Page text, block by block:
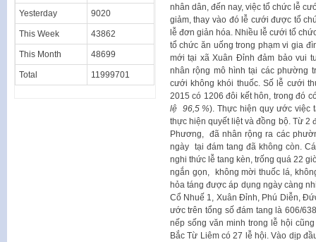
nhân dân, đến nay, việc tổ chức lễ
giảm, thay vào đó lễ cưới được tổ
lễ đơn giản hóa. Nhiều lễ cưới tổ
tổ chức ăn uống trong phạm vi gia
mới tại xã Xuân Đỉnh đảm bảo vui
nhân rộng mô hình tại các phường
cưới không khói thuốc. Số lễ cưới
2015 có 1206 đôi kết hôn, trong đó
lệ 96,5 %). Thực hiện quy ước việc
thực hiện quyết liệt và đồng bộ. Từ
Phương, đã nhân rộng ra các
ngày tại đám tang đã không còn.
nghi thức lễ tang kèn, trống quá 22
ngắn gọn, không mời thuốc lá,
hỏa táng được áp dụng ngày càng
Cổ Nhuế 1, Xuân Đỉnh, Phú Diễn,
ước trên tổng số đám tang là 606/
nếp sống văn minh trong lễ hội
Bắc Từ Liêm có 27 lễ hội. Vào dịp
Yesterday 9020
This Week 43862
This Month 48699
Total 11999701